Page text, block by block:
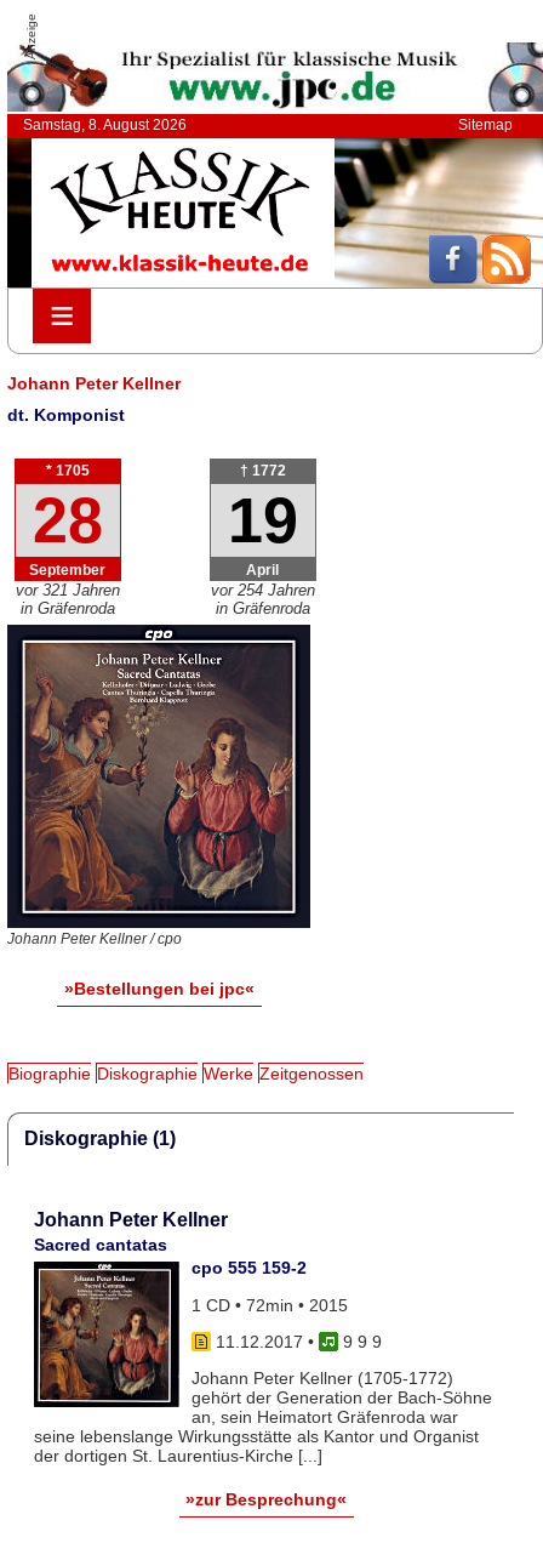
Anzeige
Samstag, 8. August 2026 Sitemap
≡
≡
Johann Peter Kellner
dt. Komponist
* 1705
28
September
vor 321 Jahren
in Gräfenroda
† 1772
19
April
vor 254 Jahren
in Gräfenroda
Johann Peter Kellner / cpo
»Bestellungen bei jpc«
Biographie Diskographie Werke Zeitgenossen
Diskographie (1)
Johann Peter Kellner
Sacred cantatas
cpo 555 159-2
1 CD • 72min • 2015
11.12.2017 •
9 9 9
Johann Peter Kellner (1705-1772)
gehört der Generation der Bach-Söhne
an, sein Heimatort Gräfenroda war
seine lebenslange Wirkungsstätte als Kantor und Organist
der dortigen St. Laurentius-Kirche [...]
»zur Besprechung«